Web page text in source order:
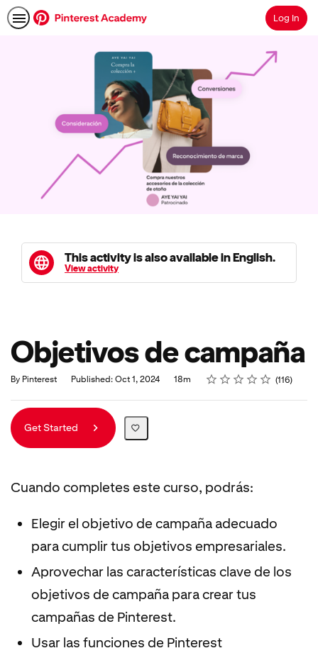
SearchLog In
This activity is also available in English.
View activity
Objetivos de campaña
By Pinterest Published: Oct 1, 2024
Duration 18m Rating
1 star
2 stars
3 stars
4 stars
5 stars
Average rating: 4.9 116
116 reviews
Get Started
Cuando completes este curso, podrás:
Elegir el objetivo de campaña adecuado
para cumplir tus objetivos empresariales.
Aprovechar las características clave de los
objetivos de campaña para crear tus
campañas de Pinterest.
Usar las funciones de Pinterest